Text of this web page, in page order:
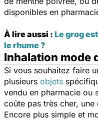
disponibles en
À lire aussi : Le grog
le rhume ?
Inhalation mode
Si vous souhaitez faire
plusieurs objets
vendu en pharmacie ou
coûte pas très cher, une
Encore plus simple et